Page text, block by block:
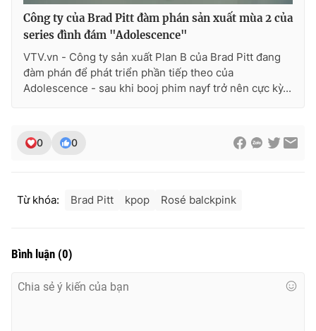
Công ty của Brad Pitt đàm phán sản xuất mùa 2 của
series đình đám "Adolescence"
VTV.vn - Công ty sản xuất Plan B của Brad Pitt đang
đàm phán để phát triển phần tiếp theo của
Adolescence - sau khi booj phim nayf trở nên cực kỳ...
0 0
Từ khóa: Brad Pitt kpop Rosé balckpink
Bình luận (0)